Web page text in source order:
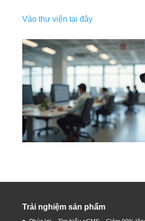
Vào thư viện tại đây
Trải nghiệm sản phẩm